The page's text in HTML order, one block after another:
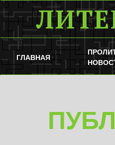
ГЛАВНАЯ